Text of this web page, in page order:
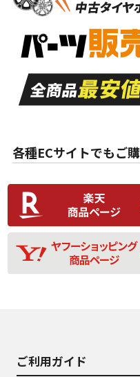
S
品）
A
走行距離も少なく
目立つ傷もほとん
ない中古品
な中古品
C
比較的きれいな中古
品
D
使用感や目立つ傷
あり、一般的な中
品
各種ECサイトでもご
ご利用ガイド